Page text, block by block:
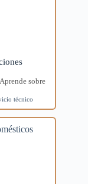
sobre
técnico